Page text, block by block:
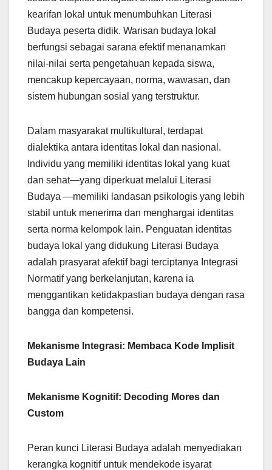
kearifan lokal untuk menumbuhkan Literasi
Budaya peserta didik. Warisan budaya lokal
berfungsi sebagai sarana efektif menanamkan
nilai-nilai serta pengetahuan kepada siswa,
mencakup kepercayaan, norma, wawasan, dan
sistem hubungan sosial yang terstruktur.
Dalam masyarakat multikultural, terdapat
dialektika antara identitas lokal dan nasional.
Individu yang memiliki identitas lokal yang kuat
dan sehat—yang diperkuat melalui Literasi
Budaya —memiliki landasan psikologis yang lebih
stabil untuk menerima dan menghargai identitas
serta norma kelompok lain. Penguatan identitas
budaya lokal yang didukung Literasi Budaya
adalah prasyarat afektif bagi terciptanya Integrasi
Normatif yang berkelanjutan, karena ia
menggantikan ketidakpastian budaya dengan rasa
bangga dan kompetensi.
Mekanisme Integrasi: Membaca Kode Implisit
Budaya Lain
Mekanisme Kognitif: Decoding Mores dan
Custom
Peran kunci Literasi Budaya adalah menyediakan
kerangka kognitif untuk mendekode isyarat